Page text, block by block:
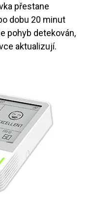
přestane
dobu 20 minut
pohyb detekován,
aktualizují.